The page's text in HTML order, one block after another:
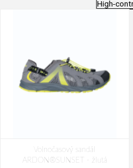
High-
Volnočasový sandál
ARDON®SUNSET - žlutá